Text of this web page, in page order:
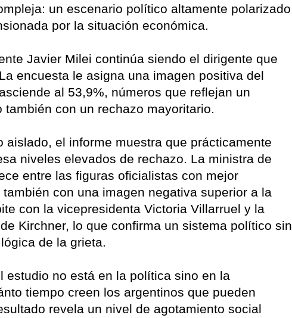
un escenario político altamente polarizado
por la situación económica.
Javier Milei continúa siendo el dirigente que
encuesta le asigna una imagen positiva del
al 53,9%, números que reflejan un
con un rechazo mayoritario.
aislado, el informe muestra que prácticamente
niveles elevados de rechazo. La ministra de
entre las figuras oficialistas con mejor
con una imagen negativa superior a la
con la vicepresidenta Victoria Villarruel y la
Kirchner, lo que confirma un sistema político sin
de la grieta.
estudio no está en la política sino en la
tiempo creen los argentinos que pueden
revela un nivel de agotamiento social